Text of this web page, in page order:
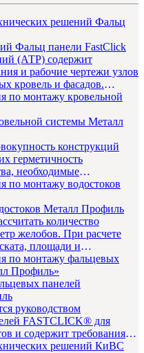
Фальц панели FastClick
(АТР) содержит
и рабочие чертежи узлов
кровель и фасадов.
системы Металл
конструкций
герметичность
необходимые
з...
Металл Профиль
количество
желобов. При расчете
площади и
панелей
руководством
FASTCLICK® для
и содержит требования